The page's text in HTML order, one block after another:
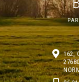
162,
27680